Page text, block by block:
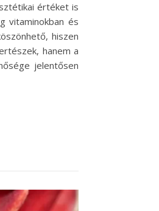
értéket is
vitaminokban és
hiszen
hanem a
jelentősen